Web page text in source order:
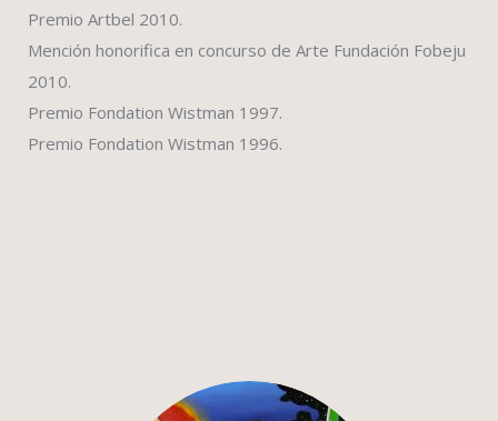
Premio Artbel 2010.
Mención honorifica en concurso de Arte Fundación Fobeju
2010.
Premio Fondation Wistman 1997.
Premio Fondation Wistman 1996.